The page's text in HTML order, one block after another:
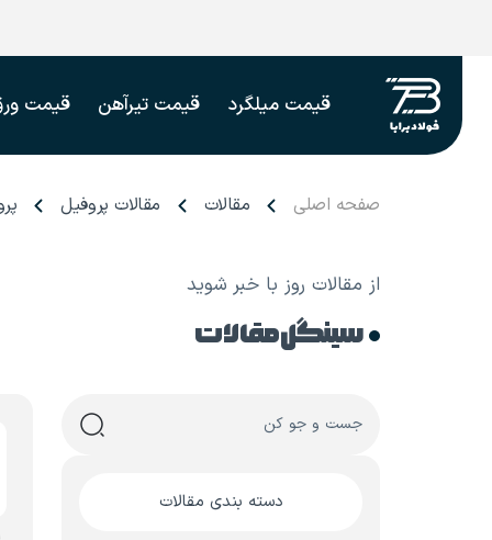
قیمت میلگرد قیمت تیرآهن قیمت
صفحه اصلی مقالات مقالات پروفیل
از مقالات روز با خبر شوید
سینگل مقالات
دسته بندی مقالات